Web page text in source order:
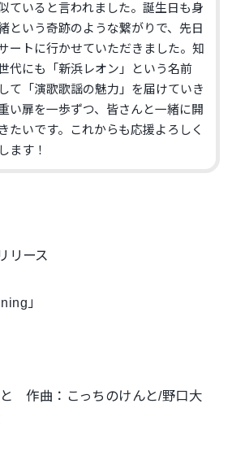
ていると言われました。誕生日も身
という奇跡のような繋がりで、先日
ートに行かせていただきました。知
代にも「新浜レオン」という名前
て「演歌歌謡の魅力」を届けていき
い扉を一歩ずつ、皆さんと一緒に開
たいです。これからも応援よろしく
ます！
リース
」
作曲：こっちのけんと/野口大